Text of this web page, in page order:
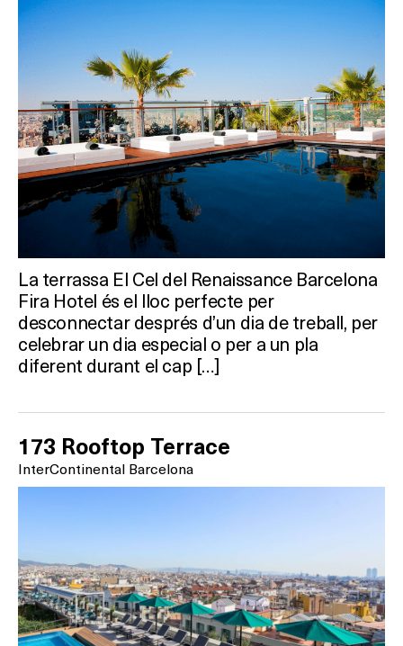
La terrassa El Cel del Renaissance Barcelona
Fira Hotel és el lloc perfecte per
desconnectar després d’un dia de treball, per
celebrar un dia especial o per a un pla
diferent durant el cap […]
173 Rooftop Terrace
InterContinental Barcelona